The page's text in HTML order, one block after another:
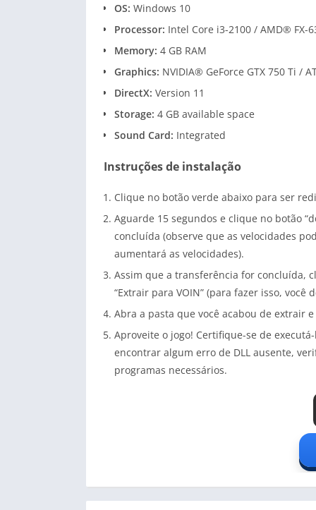
OS: Windows 10
Processor: Intel Core i3-2100 / AMD® FX-
Memory: 4 GB RAM
Graphics: NVIDIA® GeForce GTX 750 Ti /
DirectX: Version 11
Storage: 4 GB available space
Sound Card: Integrated
Instruções de instalação
Clique no botão verde abaixo para ser
Aguarde 15 segundos e clique no botão
concluída (observe que as velocidades
aumentará as velocidades).
Assim que a transferência for concluída,
“Extrair para VOIN” (para fazer isso,
Abra a pasta que você acabou de extrair
Aproveite o jogo! Certifique-se de
encontrar algum erro de DLL ausente,
programas necessários.